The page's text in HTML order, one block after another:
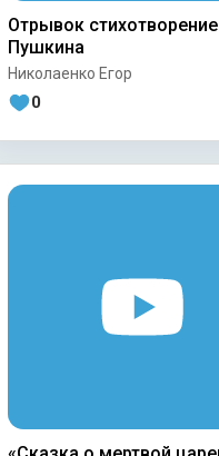
Отрывок
Пушкина
Николаенко Егор
0